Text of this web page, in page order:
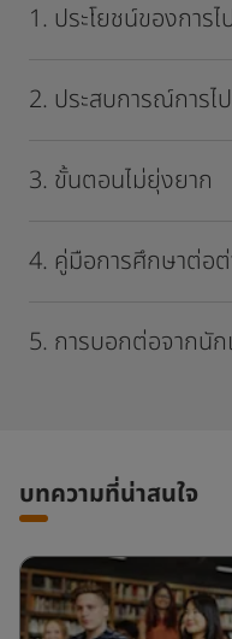
1. ประโยชน์ของการ
2. ประสบการณ์การไ
3. ขั้นตอนไม่ยุ่งยาก
4. คู่มือการศึกษาต่อ
5. การบอกต่อจากนัก
บทความที่น่าสนใจ